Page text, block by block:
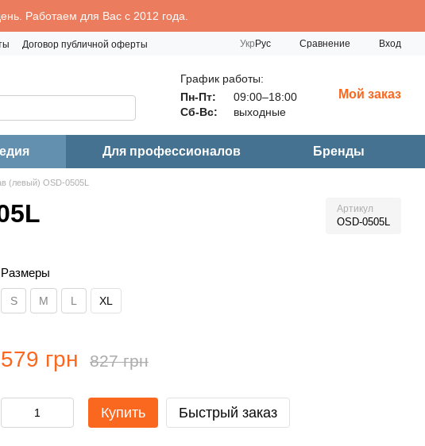
Работаем для Вас с 2012 года.
Договор публичной оферты
Укр Рус Сравнение Вход
График работы:
Пн-Пт:
09:00–18:00
Сб-Вс:
выходные
Мой заказ
Для профессионалов Бренды
(левый) OSD-0505L
Артикул
OSD-0505L
Размеры
S M L XL
579 грн 827 грн
Купить Быстрый заказ